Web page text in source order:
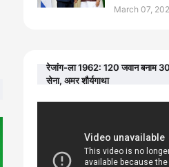
March 07,
रेजांग-ला 1962: 120 जवान बनाम
सेना, अमर शौर्यगाथा